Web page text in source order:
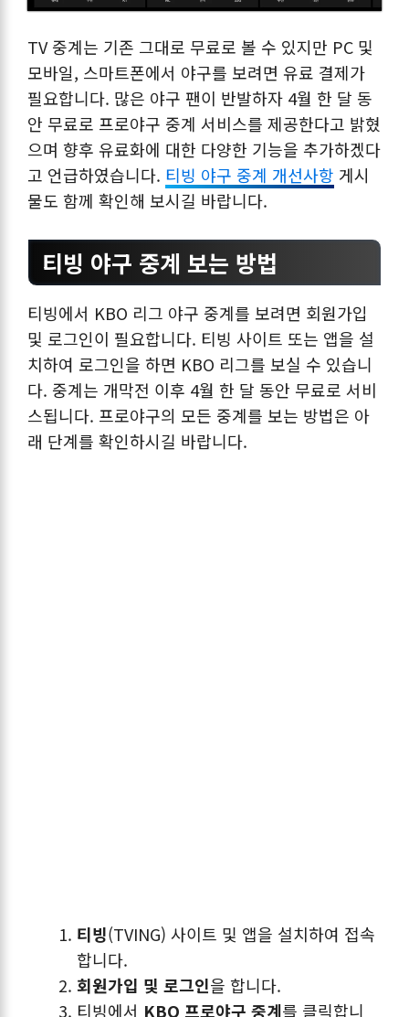
TV 중계는 기존 그대로 무료로 볼 수 있지만 PC 및
모바일, 스마트폰에서 야구를 보려면 유료 결제가
필요합니다. 많은 야구 팬이 반발하자 4월 한 달 동
안 무료로 프로야구 중계 서비스를 제공한다고 밝혔
으며 향후 유료화에 대한 다양한 기능을 추가하겠다
고 언급하였습니다. 티빙 야구 중계 개선사항 게시
물도 함께 확인해 보시길 바랍니다.
티빙 야구 중계 보는 방법
티빙에서 KBO 리그 야구 중계를 보려면 회원가입
및 로그인이 필요합니다. 티빙 사이트 또는 앱을 설
치하여 로그인을 하면 KBO 리그를 보실 수 있습니
다. 중계는 개막전 이후 4월 한 달 동안 무료로 서비
스됩니다. 프로야구의 모든 중계를 보는 방법은 아
래 단계를 확인하시길 바랍니다.
티빙(TVING) 사이트 및 앱을 설치하여 접속
합니다.
회원가입 및 로그인을 합니다.
티빙에서 KBO 프로야구 중계를 클릭합니